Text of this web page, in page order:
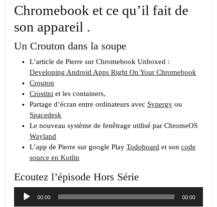
Chromebook et ce qu’il fait de
son appareil .
Un Crouton dans la soupe
L’article de Pierre sur Chromebook Unboxed :
Developing Android Apps Right On Your Chromebook
Crouton
Crostini et les containers,
Partage d’écran entre ordinateurs avec Synergy ou
Spacedesk
Le nouveau système de fenêtrage utilisé par ChromeOS
Wayland
L’app de Pierre sur google Play Todoboard et son code
source en Kotlin
Ecoutez l’épisode Hors Série
Lecteur
audio
00:00 00:00